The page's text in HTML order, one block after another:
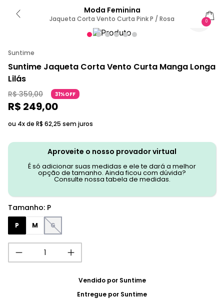
Moda Feminina
Jaqueta Corta Vento Curta Pink P / Rosa 0
Suntime
Suntime Jaqueta Corta Vento Curta Manga Longa
Lilás
R$ 359,00 31%OFF
R$ 249,00
ou 4x de R$ 62,25 sem juros
Aproveite o nosso provador virtual
É só adicionar suas medidas e ele te dará a melhor
opção de tamanho. Ainda ficou com dúvida?
Consulte nossa tabela de medidas.
Tamanho: P
P M G
Vendido por Suntime
Entregue por Suntime